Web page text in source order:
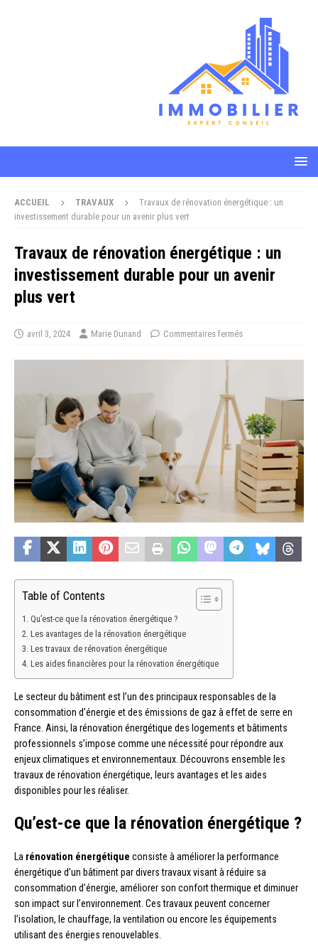
ACCUEIL TRAVAUX
Travaux de rénovation énergétique : un
investissement durable pour un avenir plus vert
Travaux de rénovation énergétique : un
investissement durable pour un avenir
plus vert
avril 3, 2024 Marie Dunand Commentaires fermés
Table of Contents
Qu’est-ce que la rénovation énergétique ?
Les avantages de la rénovation énergétique
Les travaux de rénovation énergétique
Les aides financières pour la rénovation énergétique
Le secteur du bâtiment est l’un des principaux responsables de la
consommation d’énergie et des émissions de gaz à effet de serre en
France. Ainsi, la rénovation énergétique des logements et bâtiments
professionnels s’impose comme une nécessité pour répondre aux
enjeux climatiques et environnementaux. Découvrons ensemble les
travaux de rénovation énergétique, leurs avantages et les aides
disponibles pour les réaliser.
Qu’est-ce que la rénovation énergétique ?
La rénovation énergétique consiste à améliorer la performance
énergétique d’un bâtiment par divers travaux visant à réduire sa
consommation d’énergie, améliorer son confort thermique et diminuer
son impact sur l’environnement. Ces travaux peuvent concerner
l’isolation, le chauffage, la ventilation ou encore les équipements
utilisant des énergies renouvelables.